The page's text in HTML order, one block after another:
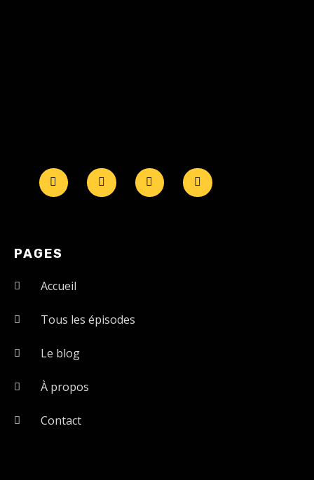
PAGES
Accueil
Tous les épisodes
Le blog
À propos
Contact